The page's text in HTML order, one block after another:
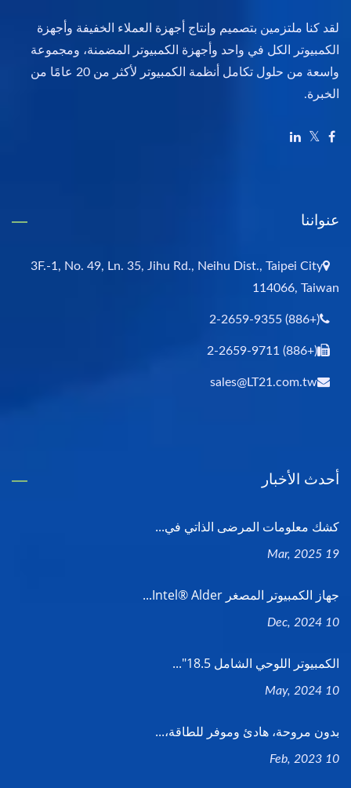
لقد كنا ملتزمين بتصميم وإنتاج أجهزة العملاء الخفيفة وأجهزة
الكمبيوتر الكل في واحد وأجهزة الكمبيوتر المضمنة، ومجموعة
واسعة من حلول تكامل أنظمة الكمبيوتر لأكثر من 20 عامًا من
الخبرة.
عنواننا
3F.-1, No. 49, Ln. 35, Jihu Rd., Neihu Dist., Taipei City
114066, Taiwan
(+886) 2-2659-9355
(+886) 2-2659-9711
sales@LT21.com.tw
أحدث الأخبار
كشك معلومات المرضى الذاتي في...
19 Mar, 2025
جهاز الكمبيوتر المصغر Intel® Alder...
10 Dec, 2024
الكمبيوتر اللوحي الشامل 18.5"...
10 May, 2024
بدون مروحة، هادئ وموفر للطاقة،...
10 Feb, 2023